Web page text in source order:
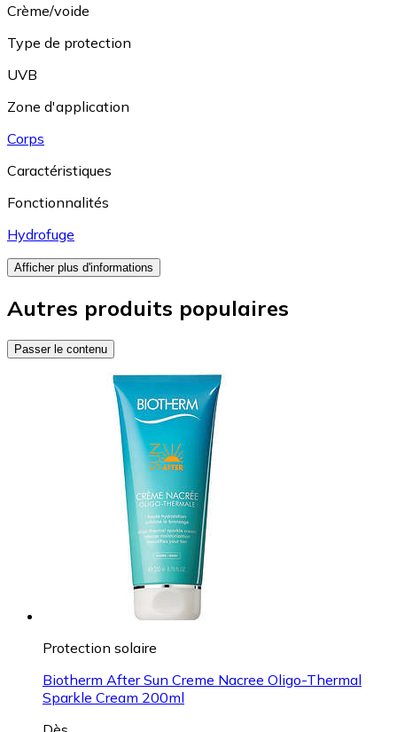
Crème/voide
Type de protection
UVB
Zone d'application
Corps
Caractéristiques
Fonctionnalités
Hydrofuge
Afficher plus d'informations
Autres produits populaires
Passer le contenu
Protection solaire
Biotherm After Sun Creme Nacree Oligo-Thermal
Sparkle Cream 200ml